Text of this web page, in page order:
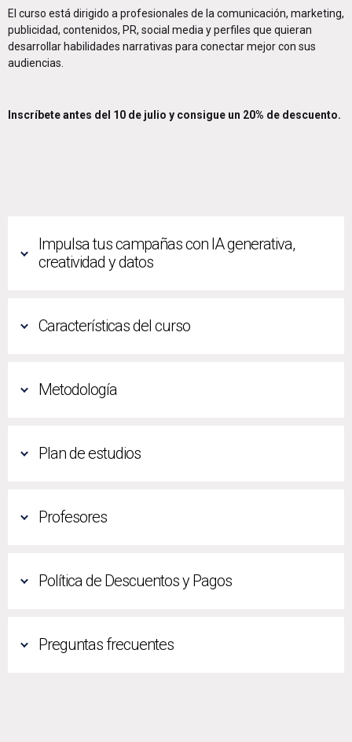
El curso está dirigido a profesionales de la comunicación, marketing,
publicidad, contenidos, PR, social media y perfiles que quieran
desarrollar habilidades narrativas para conectar mejor con sus
audiencias.
Inscríbete antes del 10 de julio y consigue un 20% de descuento.
Impulsa tus campañas con IA generativa,
creatividad y datos
Características del curso
Metodología
Plan de estudios
Profesores
Política de Descuentos y Pagos
Preguntas frecuentes